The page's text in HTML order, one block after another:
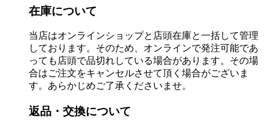
在庫について
当店はオンラインショップと店頭在庫と一括して管理
しております。そのため、オンラインで発注可能であ
っても店頭で品切れしている場合があります。その場
合はご注文をキャンセルさせて頂く場合がございま
す。あらかじめご了承くださいませ。
返品・交換について